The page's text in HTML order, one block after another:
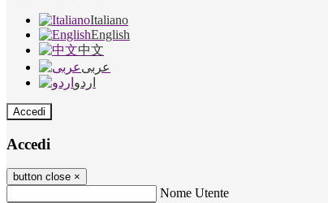
Italiano
English
中文
عربى
اردو
Accedi
Accedi
button close ×
Nome Utente